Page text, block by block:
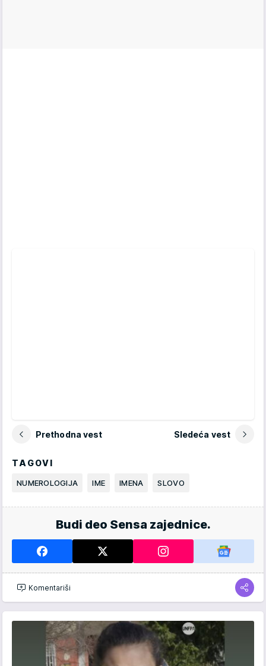
Prethodna vest Sledeća vest
TAGOVI
NUMEROLOGIJA IME IMENA SLOVO
Budi deo Sensa zajednice.
Komentariši